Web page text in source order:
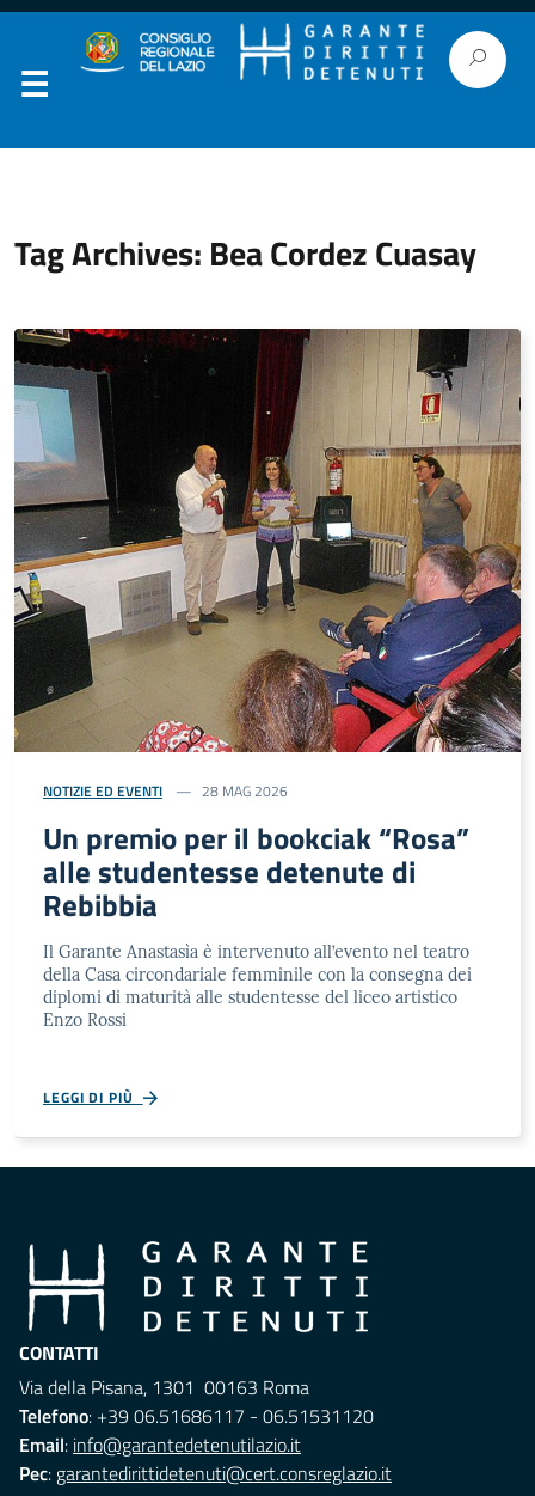
Tag Archives: Bea Cordez Cuasay
NOTIZIE ED EVENTI 28 MAG 2026
Un premio per il bookciak “Rosa”
alle studentesse detenute di
Rebibbia
Il Garante Anastasìa è intervenuto all’evento nel teatro
della Casa circondariale femminile con la consegna dei
diplomi di maturità alle studentesse del liceo artistico
Enzo Rossi
LEGGI DI PIÙ
CONTATTI
Via della Pisana, 1301 00163 Roma
Telefono: +39 06.51686117 - 06.51531120
Email: info@garantedetenutilazio.it
Pec: garantedirittidetenuti@cert.consreglazio.it